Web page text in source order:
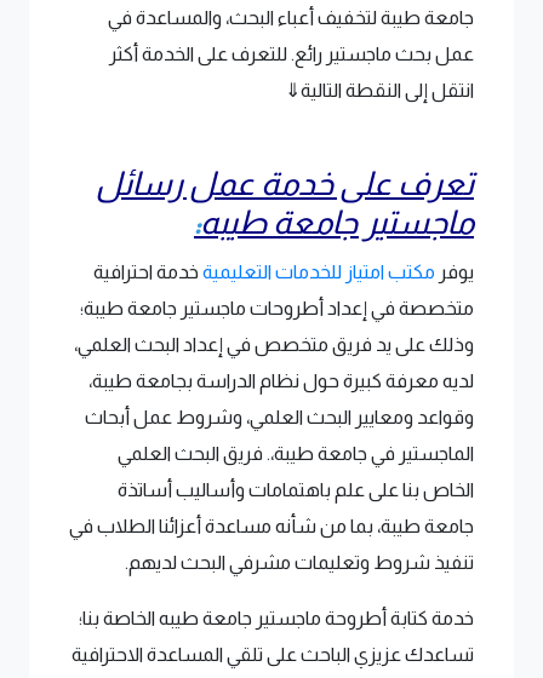
جامعة طيبة لتخفيف أعباء البحث، والمساعدة في
عمل بحث ماجستير رائع. للتعرف على الخدمة أكثر
انتقل إلى النقطة التالية⇓
تعرف على خدمة عمل رسائل
ماجستير جامعة طيبه:
يوفر مكتب امتياز للخدمات التعليمية خدمة احترافية
متخصصة في إعداد أطروحات ماجستير جامعة طيبة؛
وذلك على يد فريق متخصص في إعداد البحث العلمي،
لديه معرفة كبيرة حول نظام الدراسة بجامعة طيبة،
وقواعد ومعايير البحث العلمي، وشروط عمل أبحاث
الماجستير في جامعة طيبة،. فريق البحث العلمي
الخاص بنا على علم باهتمامات وأساليب أساتذة
جامعة طيبة، بما من شأنه مساعدة أعزائنا الطلاب في
تنفيذ شروط وتعليمات مشرفي البحث لديهم.
خدمة كتابة أطروحة ماجستير جامعة طيبه الخاصة بنا؛
تساعدك عزيزي الباحث على تلقي المساعدة الاحترافية